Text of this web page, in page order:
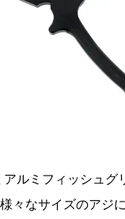
ルミフィッシュグ
々なサイズのアジ